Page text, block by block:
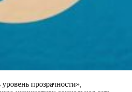
прозрачности»,